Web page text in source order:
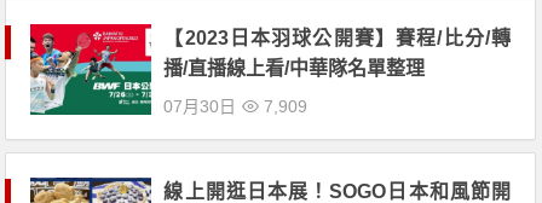
【2023日本羽球公開賽】賽程/比分/轉
播/直播線上看/中華隊名單整理
07月30日 7,909
線上開逛日本展！SOGO日本和風節開